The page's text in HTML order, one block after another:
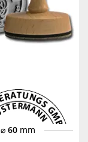
⌀ 60 mm